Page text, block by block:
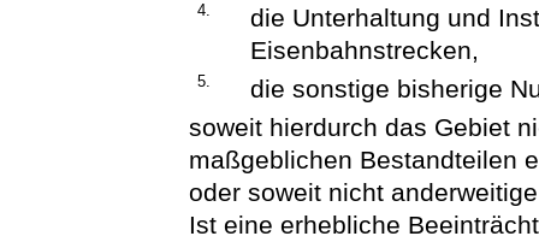
4.
die Unterhaltung und
Eisenbahnstrecken,
5.
die sonstige bisherige
soweit hierdurch das Gebiet
maßgeblichen Bestandteilen
oder soweit nicht
Ist eine erhebliche